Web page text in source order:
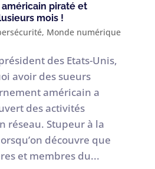
piraté et
mois !
, Monde numérique
des Etats-Unis,
avoir des sueurs
américain a
des activités
réseau. Stupeur à la
découvre que
et membres du...